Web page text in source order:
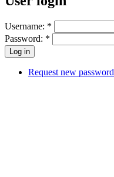
Username: *
Password: *
Request new password